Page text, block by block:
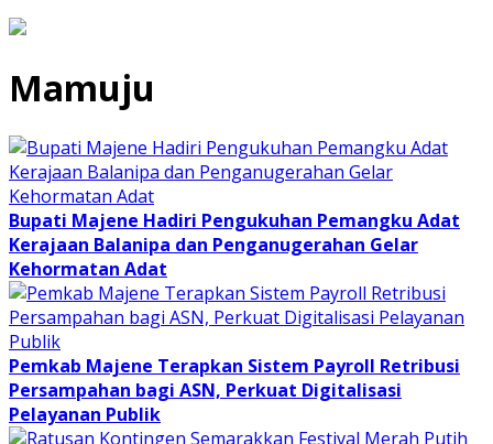
Mamuju
Bupati Majene Hadiri Pengukuhan Pemangku Adat
Kerajaan Balanipa dan Penganugerahan Gelar
Kehormatan Adat
Pemkab Majene Terapkan Sistem Payroll Retribusi
Persampahan bagi ASN, Perkuat Digitalisasi
Pelayanan Publik